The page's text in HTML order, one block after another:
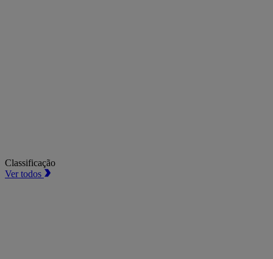
Classificação
Ver todos